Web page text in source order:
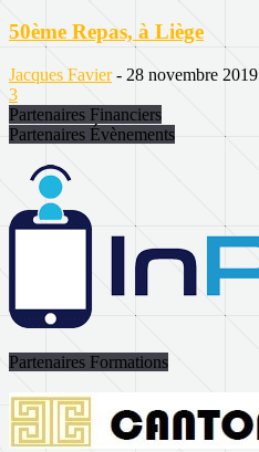
50ème Repas, à Liège
Jacques Favier - 28 novembre 2019
3
Partenaires Financiers
Partenaires Évènements
Partenaires Formations